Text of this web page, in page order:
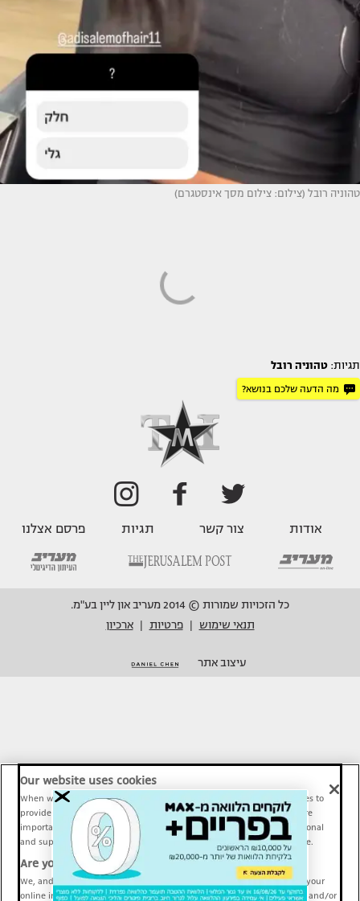
טהוניה רובל (צילום: צילום מסך אינסטגרם)
תגיות: טהוניה רובל
מה הדעה שלכם בנושא?
אודות צור קשר תגיות פרסם אצלנו
כל הזכויות שמורות © 2014 מעריב און ליין בע"מ.
תנאי שימוש
פרטיות ארכיון
עיצוב אתר
Our website uses cookies
When we provide Maariv, TMI and Sport1 content online, we use cookies to
provide social media features and to analyze our traffic. These tools are
important and necessary for our website functionality. Others are optional
and support Maariv, TMI and Sport1 activity and your online experience.
Are you happy to accept cookies?
We, and our partners, use information about your use of our site and your
online interactions to improve our services and to personalize content and/or